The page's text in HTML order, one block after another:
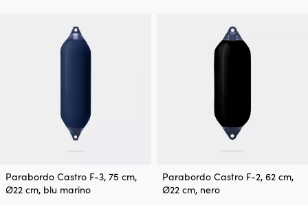
Parabordo Castro F-3, 75 cm,
Ø22 cm, blu marino
Parabordo Castro F-2, 62 cm,
Ø22 cm, nero